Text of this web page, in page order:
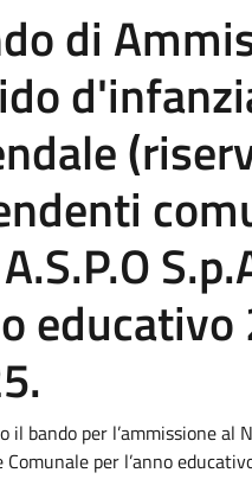
di
il bando per l’ammissione al
Comunale per l’anno